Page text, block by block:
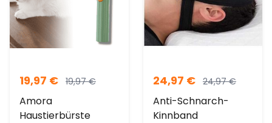
19,97 € 19,97€
Amora
Haustierbürste
24,97 € 24,97€
Anti-Schnarch-
Kinnband